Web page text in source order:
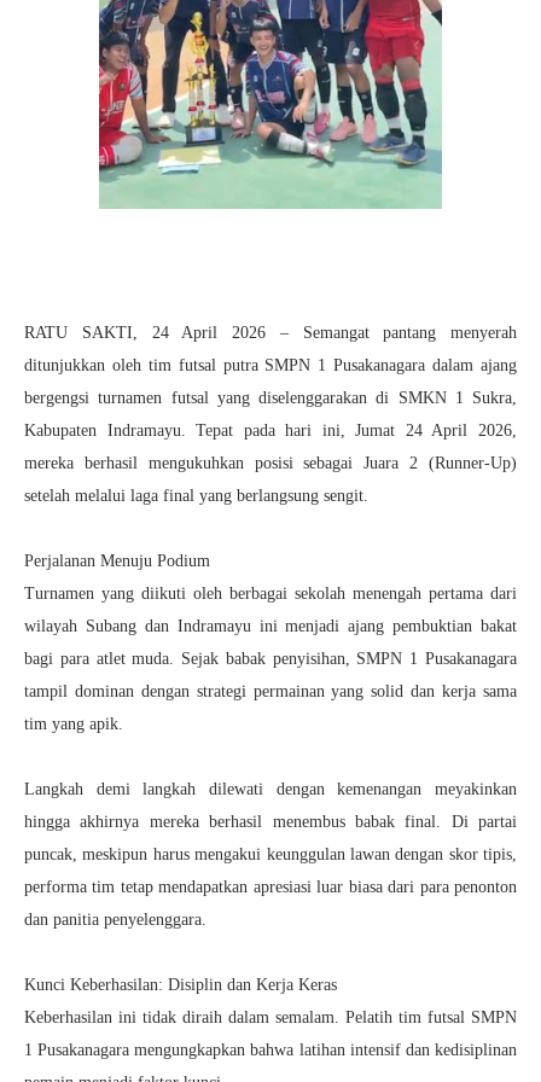
RATU SAKTI, 24 April 2026 – Semangat pantang menyerah
ditunjukkan oleh tim futsal putra SMPN 1 Pusakanagara dalam ajang
bergengsi turnamen futsal yang diselenggarakan di SMKN 1 Sukra,
Kabupaten Indramayu. Tepat pada hari ini, Jumat 24 April 2026,
mereka berhasil mengukuhkan posisi sebagai Juara 2 (Runner-Up)
setelah melalui laga final yang berlangsung sengit.
Perjalanan Menuju Podium
Turnamen yang diikuti oleh berbagai sekolah menengah pertama dari
wilayah Subang dan Indramayu ini menjadi ajang pembuktian bakat
bagi para atlet muda. Sejak babak penyisihan, SMPN 1 Pusakanagara
tampil dominan dengan strategi permainan yang solid dan kerja sama
tim yang apik.
Langkah demi langkah dilewati dengan kemenangan meyakinkan
hingga akhirnya mereka berhasil menembus babak final. Di partai
puncak, meskipun harus mengakui keunggulan lawan dengan skor tipis,
performa tim tetap mendapatkan apresiasi luar biasa dari para penonton
dan panitia penyelenggara.
Kunci Keberhasilan: Disiplin dan Kerja Keras
Keberhasilan ini tidak diraih dalam semalam. Pelatih tim futsal SMPN
1 Pusakanagara mengungkapkan bahwa latihan intensif dan kedisiplinan